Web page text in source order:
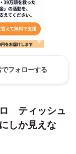
フォローする
ティッシュ
しか見えな